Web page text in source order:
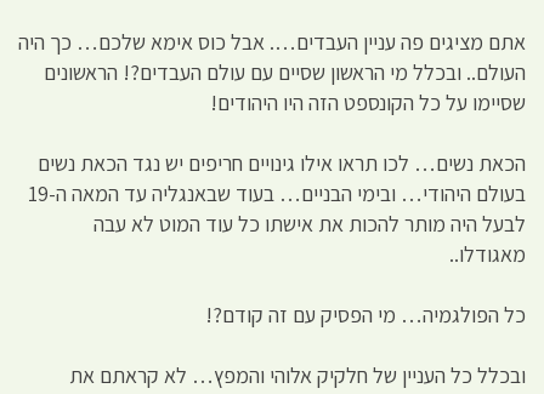
אתם מציגים פה עניין העבדים…. אבל כוס אימא שלכם… כך היה
העולם.. ובכלל מי הראשון שסיים עם עולם העבדים?! הראשונים
שסיימו על כל הקונספט הזה היו היהודים!
הכאת נשים… לכו תראו אילו גינויים חריפים יש נגד הכאת נשים
בעולם היהודי… ובימי הבניים… בעוד שבאנגליה עד המאה ה-19
לבעל היה מותר להכות את אישתו כל עוד המוט לא עבה
מאגודלו..
כל הפולגמיה… מי הפסיק עם זה קודם?!
ובכלל כל העניין של חלקיק אלוהי והמפץ… לא קראתם את